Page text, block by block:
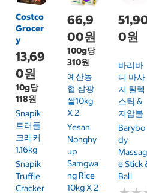
Costco
Grocer
y
13,69
0원
10g당
118원
Snapik
트러플
크래커
1.16kg
Snapik
Truffle
Cracker
66,9
00원
100g당
310원
예산농
협 삼광
쌀10kg
X 2
Yesan
Nonghy
Up
Samgwa
Ng Rice
10kg X 2
0원
바리바
디 마사
지 릴렉
스틱 &
지압볼
Barybo
Dy
Massag
E Stick
Ball